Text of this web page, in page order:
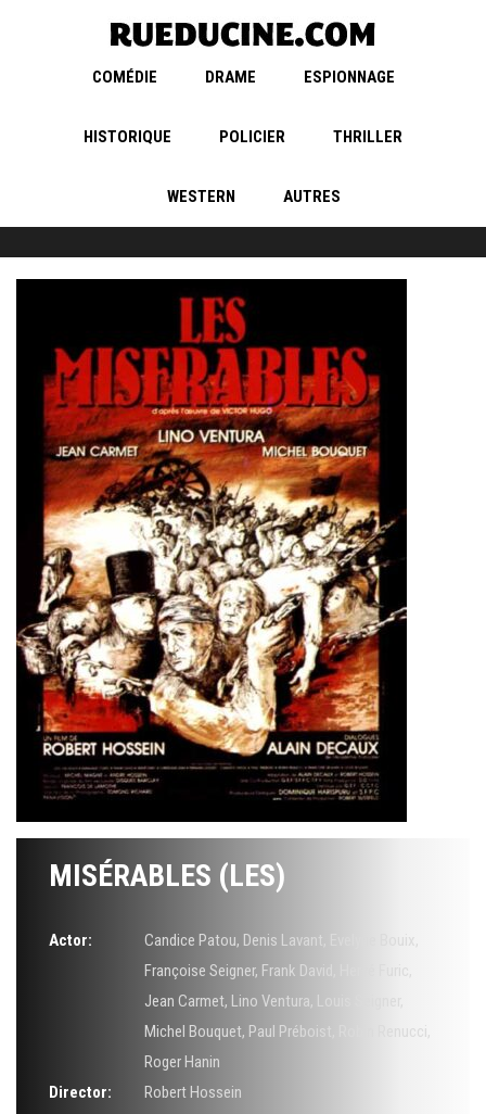
COMÉDIE DRAME ESPIONNAGE
HISTORIQUE POLICIER THRILLER
WESTERN AUTRES
MISÉRABLES (LES)
Actor: Candice Patou, Denis Lavant
,
Françoise Seigner, Frank David
Jean Carmet, Lino Ventura, Louis Seigner
Michel Bouquet, Paul Préboist Robin Renucci,
Roger Hanin
Director:
Robert Hossein